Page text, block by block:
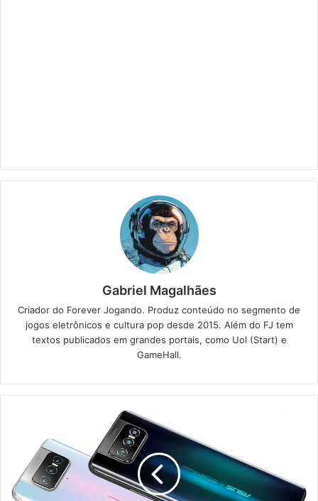
Gabriel Magalhães
Criador do Forever Jogando. Produz conteúdo no segmento de
jogos eletrônicos e cultura pop desde 2015. Além do FJ tem
textos publicados em grandes portais, como Uol (Start) e
GameHall.